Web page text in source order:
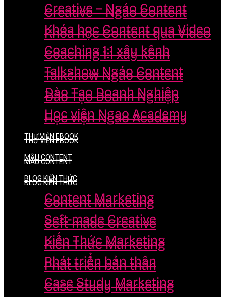
Creative – Ngáo Content
Khóa học Content qua Video
Coaching 1:1 xây kênh
Talkshow Ngáo Content
Đào Tạo Doanh Nghiệp
Học viện Ngao Academy
THƯ VIỆN EBOOK
MẪU CONTENT
BLOG KIẾN THỨC
Content Marketing
Seft-made Creative
Kiến Thức Marketing
Phát triển bản thân
Case Study Marketing
Creative – Ngáo Content
Khóa học Content qua Video
Coaching 1:1 xây kênh
Talkshow Ngáo Content
Đào Tạo Doanh Nghiệp
Học viện Ngao Academy
THƯ VIỆN EBOOK
MẪU CONTENT
BLOG KIẾN THỨC
Content Marketing
Seft-made Creative
Kiến Thức Marketing
Phát triển bản thân
Case Study Marketing